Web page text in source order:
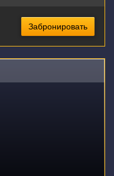
Забронировать